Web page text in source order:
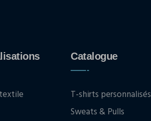
Catalogue
T-shirts personnalisés
Sweats & Pulls